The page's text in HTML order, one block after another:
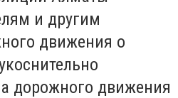
и другим
движения о
дорожного движения